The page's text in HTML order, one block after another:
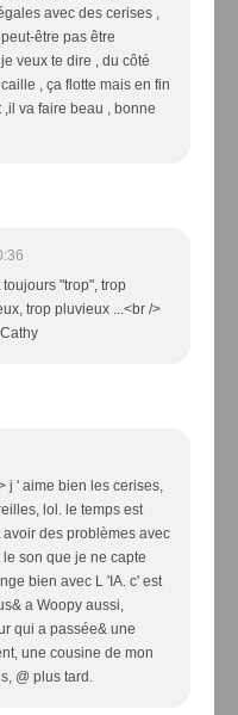
avec des cerises ,
être pas être
veux te dire , du côté
, ça flotte mais en fin
va faire beau , bonne
"trop", trop
trop pluvieux ...<br />
j ' aime bien les cerises,
lol. le temps est
des problèmes avec
son que je ne capte
bien avec L 'IA. c' est
a Woopy aussi,
qui a passée& une
une cousine de mon
@ plus tard.